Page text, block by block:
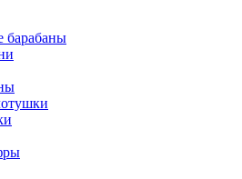
барабаны